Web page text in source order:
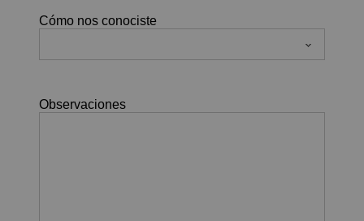
Cómo nos conociste
Observaciones